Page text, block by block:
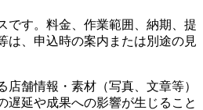
です。料金、作業範囲、納期、提
は、申込時の案内または別途の見
店舗情報・素材（写真、文章等）
遅延や成果への影響が生じること